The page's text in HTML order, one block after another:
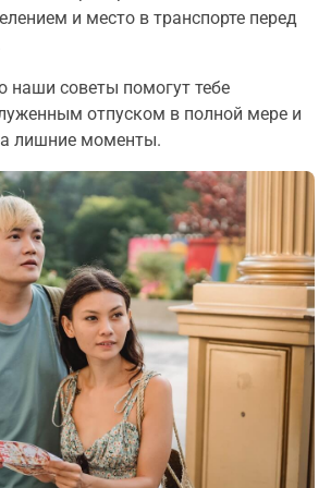
и место в транспорте перед
наши советы помогут тебе
отпуском в полной мере и
лишние моменты.